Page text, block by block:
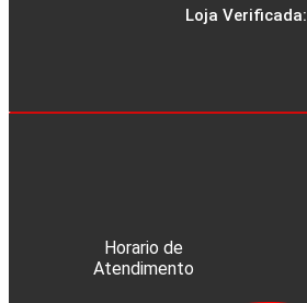
Loja Verificada:
Horario de
Atendimento